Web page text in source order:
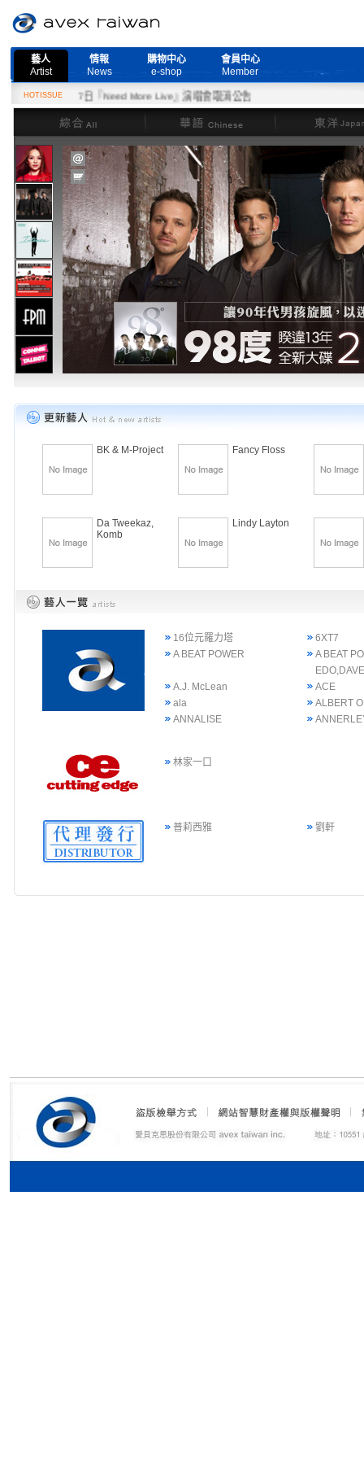
藝人
Artist
情報
News
購物中心
e-shop
會員中心
Member
HOTISSUE
2月27日『Need More Live』演唱會取消公告
綜合
華語 東洋
BK & M-Project Fancy Floss
Da Tweekaz,
Komb
Lindy Layton
16位元羅力塔
6XT7
A BEAT POWER
A BEAT
A.J. McLean
ACE
ala
ALBERT
ANNALISE
林家一口
普莉西雅 劉軒